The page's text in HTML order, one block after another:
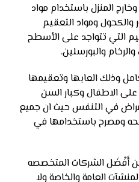
المنزل باستخدام مواد
والكحول ومواد التعقيم
التي تتواجد على الأسطح
والبورسلين.
وذلك العابها وتعقيمها
على الاطفال وكبار السن
في التنفس حيث ان جميع
ومصرح باستخدامها في
أَفْضَل الشركات المتخصصه
العامة والخاصة ولا